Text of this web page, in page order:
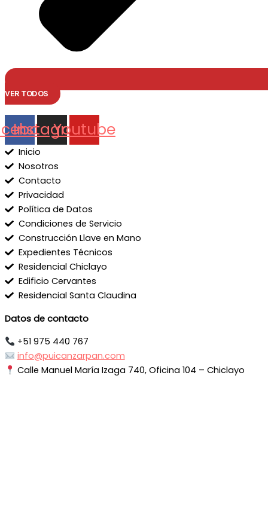
VER TODOS
Instagram
Youtube
Inicio
Nosotros
Contacto
Privacidad
Política de Datos
Condiciones de Servicio
Construcción Llave en Mano
Expedientes Técnicos
Residencial Chiclayo
Edificio Cervantes
Residencial Santa Claudina
Datos de contacto
+51 975 440 767
info@puicanzarpan.com
Calle Manuel María Izaga 740, Oficina 104 – Chiclayo